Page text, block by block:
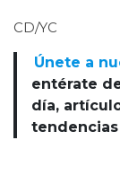
CD/YC
Únete a
entérate
día,
tendencias